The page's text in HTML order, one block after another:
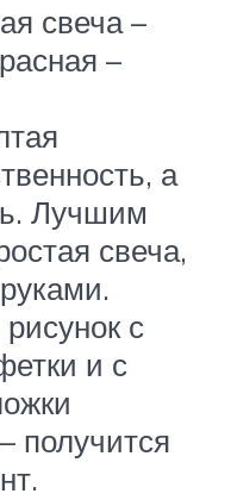
свеча –
–
а
Лучшим
свеча,
с
и с
получится